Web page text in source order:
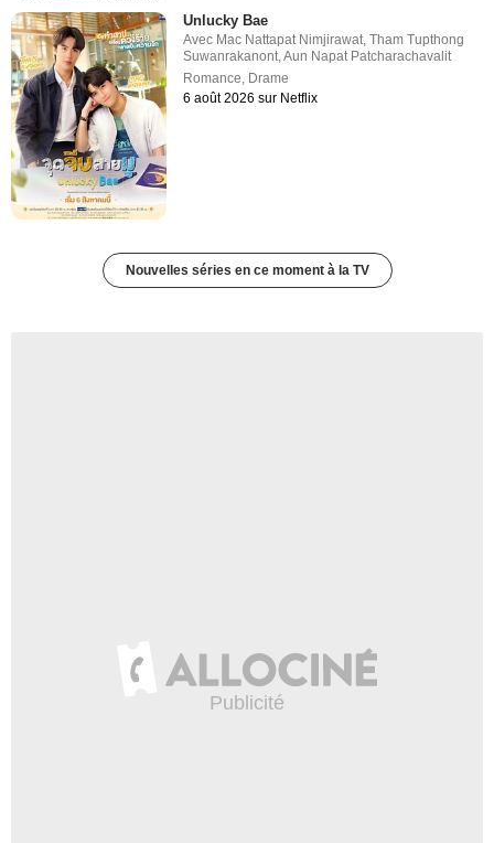
Unlucky Bae
Avec Mac Nattapat Nimjirawat,Tham Tupthong
Suwanrakanont,Aun Napat Patcharachavalit
Romance, Drame
6 août 2026 sur Netflix
Nouvelles séries en ce moment à la TV